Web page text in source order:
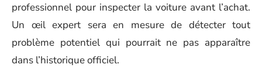
professionnel pour inspecter la voiture avant l’achat.
Un œil expert sera en mesure de détecter tout
problème potentiel qui pourrait ne pas apparaître
dans l’historique officiel.